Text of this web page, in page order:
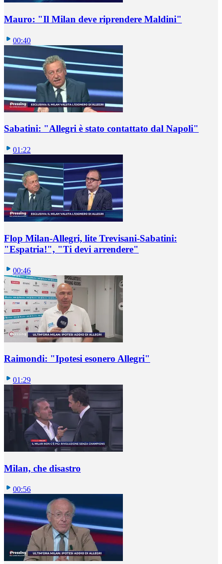
Mauro: "Il Milan deve riprendere Maldini"
00:40
Sabatini: "Allegri è stato contattato dal Napoli"
01:22
Flop Milan-Allegri, lite Trevisani-Sabatini:
"Espatria!", "Ti devi arrendere"
00:46
Raimondi: "Ipotesi esonero Allegri"
01:29
Milan, che disastro
00:56